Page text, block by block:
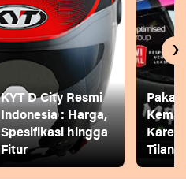
KYT D City Resmi
Indonesia : Harga,
Spesifikasi hingga
Fitur
Pakai
Tilang
›